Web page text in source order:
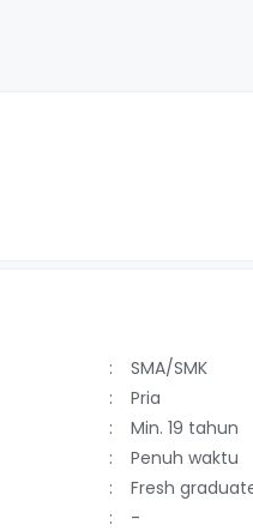
SMA/SMK
Pria
Min. 19 tahun
Penuh waktu
Fresh
-